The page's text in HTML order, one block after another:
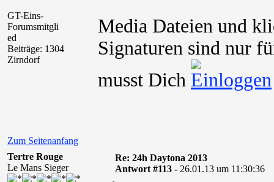
GT-Eins-
Forumsmitgli
ed
Beiträge: 1304
Zirndorf
Media Dateien und
Signaturen sind nur
musst Dich
Zum Seitenanfang
Tertre Rouge
Le Mans Sieger
Re: 24h Daytona 2013
Antwort #113 - 26.01.13 um 11:30:36